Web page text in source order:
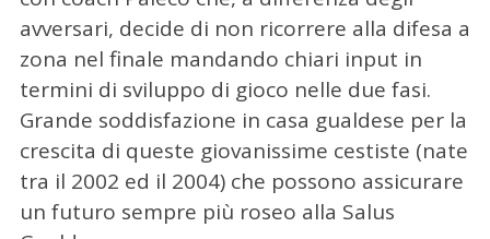
avversari, decide di non ricorrere alla difesa a
zona nel finale mandando chiari input in
termini di sviluppo di gioco nelle due fasi.
Grande soddisfazione in casa gualdese per la
crescita di queste giovanissime cestiste (nate
tra il 2002 ed il 2004) che possono assicurare
un futuro sempre più roseo alla Salus
p
e
r